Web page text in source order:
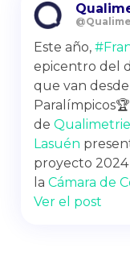
Este año,
epicentro del
que van
de
Lasuén
proyecto
la Cámara de
Ver el post